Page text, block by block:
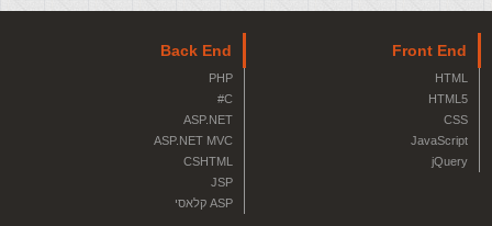
Front End
HTML
HTML5
CSS
JavaScript
jQuery
Back End
PHP
C#
ASP.NET
ASP.NET MVC
CSHTML
JSP
ASP קלאסי